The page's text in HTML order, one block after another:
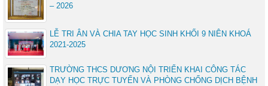
– 2026
LỄ TRI ÂN VÀ CHIA TAY HỌC SINH KHỐI 9 NIÊN KHOÁ
2021-2025
TRƯỜNG THCS DƯƠNG NỘI TRIỂN KHAI CÔNG TÁC
DẠY HỌC TRỰC TUYẾN VÀ PHÒNG CHỐNG DỊCH BỆNH